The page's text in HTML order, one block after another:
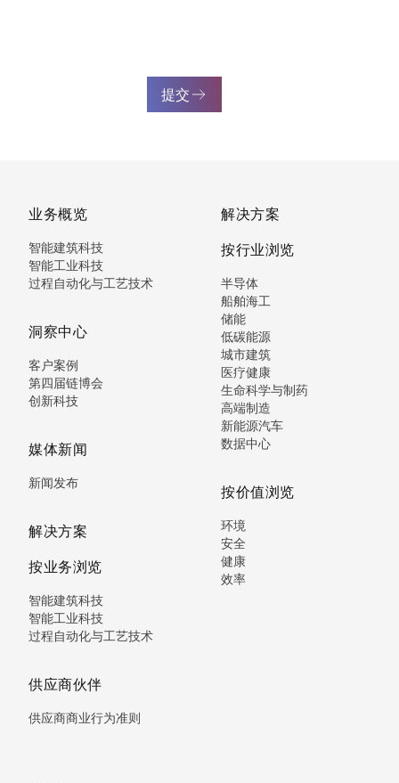
提交
业务概览
智能建筑科技
智能工业科技
过程自动化与工艺技术
洞察中心
客户案例
第四届链博会
创新科技
媒体新闻
新闻发布
解决方案
按业务浏览
智能建筑科技
智能工业科技
过程自动化与工艺技术
供应商伙伴
供应商商业行为准则
解决方案
按行业浏览
半导体
船舶海工
储能
低碳能源
城市建筑
医疗健康
生命科学与制药
高端制造
新能源汽车
数据中心
按价值浏览
环境
安全
健康
效率